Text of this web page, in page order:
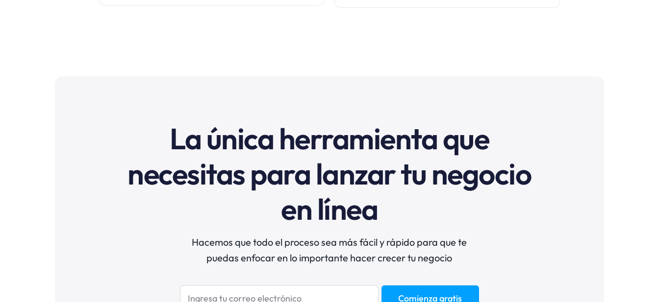
La única herramienta que
necesitas para lanzar tu negocio
en línea
Hacemos que todo el proceso sea más fácil y rápido para que te
puedas enfocar en lo importante hacer crecer tu negocio
Comienza gratis